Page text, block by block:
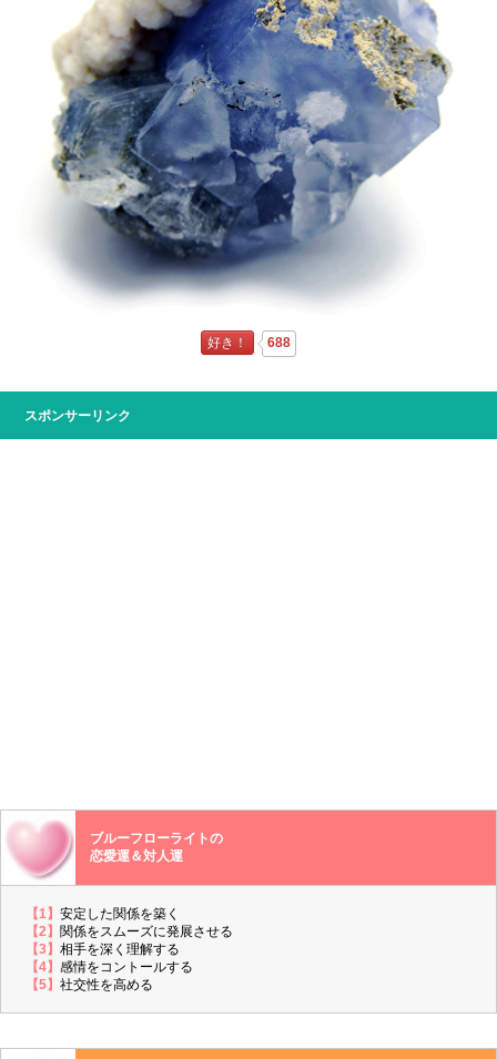
好き！ 688
スポンサーリンク
ブルーフローライトの
恋愛運＆対人運
【1】安定した関係を築く
【2】 関係をスムーズに発展させる
【3】相手を深く理解する
【4】感情をコントールする
【5】社交性を高める